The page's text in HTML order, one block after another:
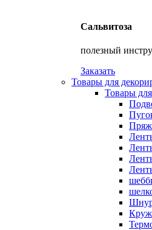
Сальвитоза
полезный
Заказать
Товары для
Товары